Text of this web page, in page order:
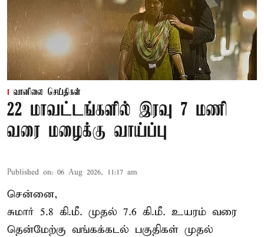
வானிலை செய்திகள்
22 மாவட்டங்களில் இரவு 7 மணி
வரை மழைக்கு வாய்ப்பு
Published on: 06 Aug 2026, 11:17 am
சென்னை,
சுமார் 5.8 கி.மீ. முதல் 7.6 கி.மீ. உயரம் வரை
தென்மேற்கு வங்கக்கடல் பகுதிகள் முதல்